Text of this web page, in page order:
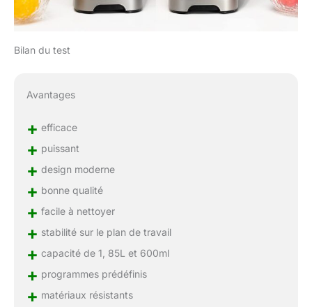
Bilan du test
Avantages
+ efficace
+ puissant
+ design moderne
+ bonne qualité
+ facile à nettoyer
+ stabilité sur le plan de travail
+ capacité de 1, 85L et 600ml
+ programmes prédéfinis
+ matériaux résistants